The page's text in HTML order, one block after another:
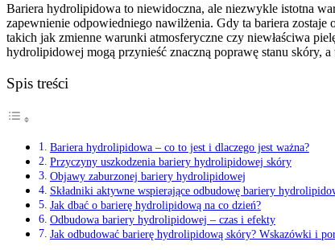
Bariera hydrolipidowa to niewidoczna, ale niezwykle istotna
zapewnienie odpowiedniego nawilżenia. Gdy ta bariera
takich jak zmienne warunki atmosferyczne czy niewłaściwa
hydrolipidowej mogą przynieść znaczną poprawę stanu skóry,
Spis treści
Bariera hydrolipidowa – co to jest i dlaczego jest ważna?
Przyczyny uszkodzenia bariery hydrolipidowej skóry
Objawy zaburzonej bariery hydrolipidowej
Składniki aktywne wspierające odbudowę bariery
Jak dbać o barierę hydrolipidową na co dzień?
Odbudowa bariery hydrolipidowej – czas i efekty
Jak odbudować barierę hydrolipidową skóry? Wskazówki i